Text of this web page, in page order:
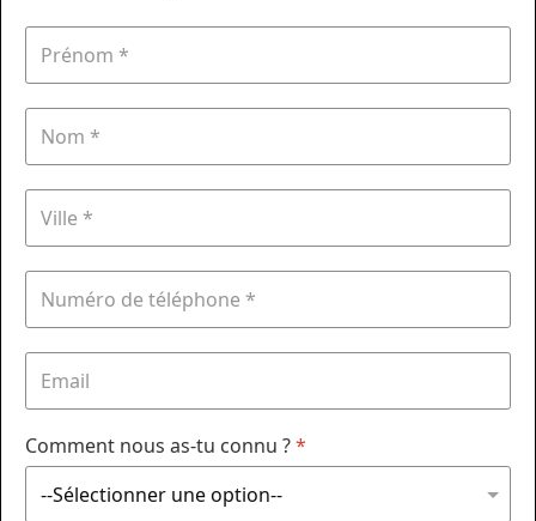
Comment nous as-tu connu ?*